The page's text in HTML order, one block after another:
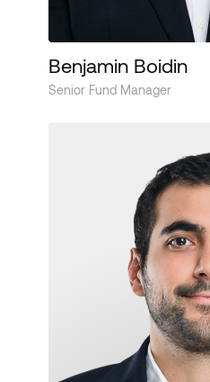
Benjamin Boidin
Senior Fund Manager